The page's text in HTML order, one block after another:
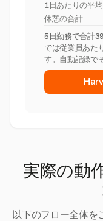
1日あたりの平均
休憩の合計
5日勤務で合計
では従業員あた
す。自動記録で
実際の動
以下のフロー全体を